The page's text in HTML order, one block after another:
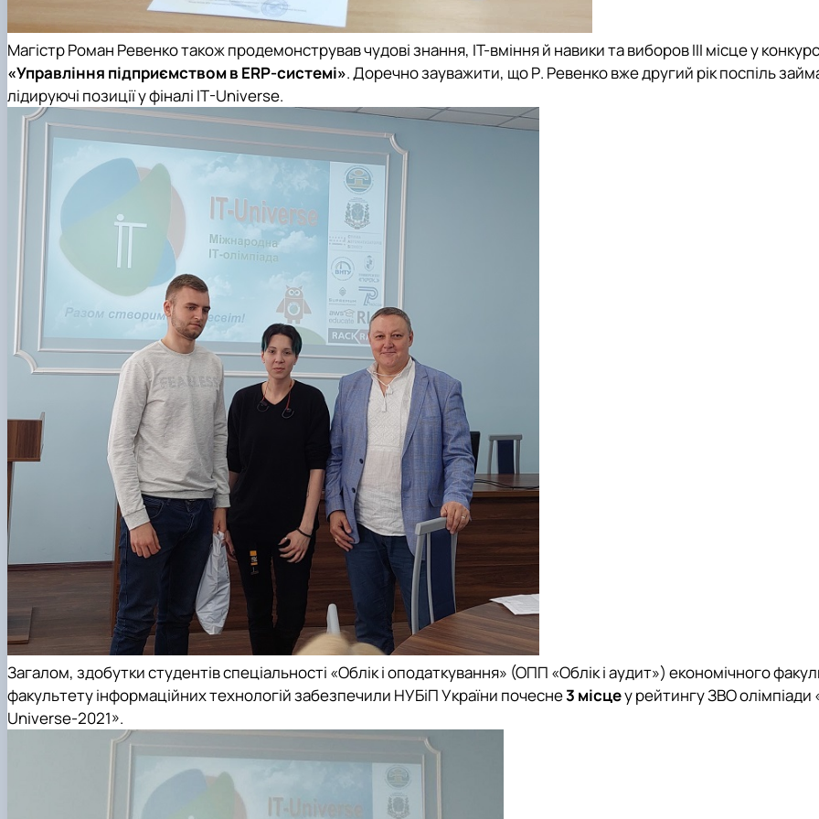
Магістр Роман Ревенко також продемонстрував чудові знання, ІТ-вміння й навики та виборовІІІ місцеу
«Управління підприємством в ERP-системі». Доречно зауважити, що Р. Ревенко вже другий рік поспіль
лідируючі позиції у фіналі IT-Universe.
Загалом, здобутки студентів спеціальності «Облік і оподаткування» (ОПП «Облік і аудит») економічного
факультету інформаційних технологійзабезпечили НУБіП України почесне3 місцеу рейтингу ЗВО олімпіади
Universe-2021».